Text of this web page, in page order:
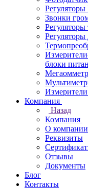
Регуляторы
Звонки
Регуляторы
блоки
Компания
Назад
Компания
О компании
Реквизиты
Отзывы
Документы
Блог
Контакты